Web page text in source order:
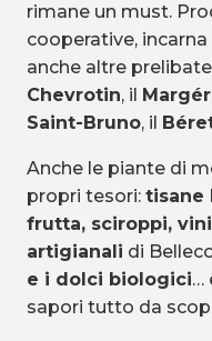
rimane un must.
cooperative,
anche altre
Chevrotin, il
Saint-Bruno, il
Anche le piante di
propri tesori: tisane
frutta, sciroppi, vini
artigianali di
e i dolci biologici…
sapori tutto da